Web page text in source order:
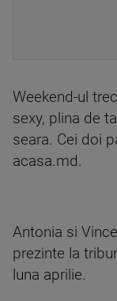
Weekend-ul
sexy, plina de
seara. Cei doi
acasa.md.
Antonia si
prezinte la
luna aprilie.